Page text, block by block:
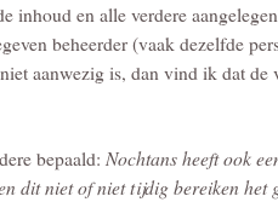
inhoud en alle verdere
beheerder (vaak dezelfde
aanwezig is, dan vind ik dat
bepaald: Nochtans heeft ook
dit niet of niet tijdig bereiken het